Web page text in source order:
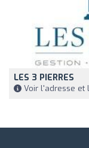
LES 3 PIERRES
Voir l'adresse et